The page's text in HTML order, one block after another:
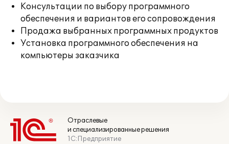
Консультации по выбору программного
обеспечения и вариантов его сопровождения
Продажа выбранных программных продуктов
Установка программного обеспечения на
компьютеры заказчика
Отраслевые
и специализированные решения
1С:Предприятие